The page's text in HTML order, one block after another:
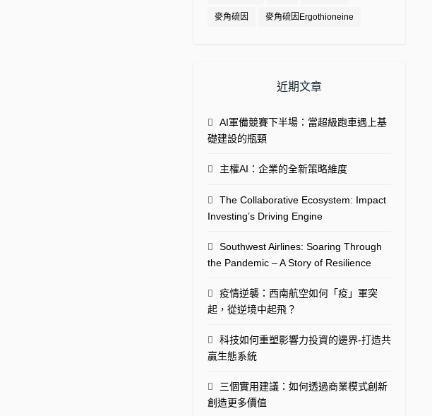
麥角硫因 麥角硫因Ergothioneine
近期文章
AI軍備競賽下半場：當超級跑車遇上基
礎建設的瓶頸
主權AI：企業的全新策略維度
The Collaborative Ecosystem: Impact
Investing’s Driving Engine
Southwest Airlines: Soaring Through
the Pandemic – A Story of Resilience
疫情逆襲：西南航空如何「疫」軍突
起，從逆境中起飛？
科技如何重塑影響力投資的邊界-打造共
贏生態系統
三個實用建議：如何透過商業模式創新
創造更多價值